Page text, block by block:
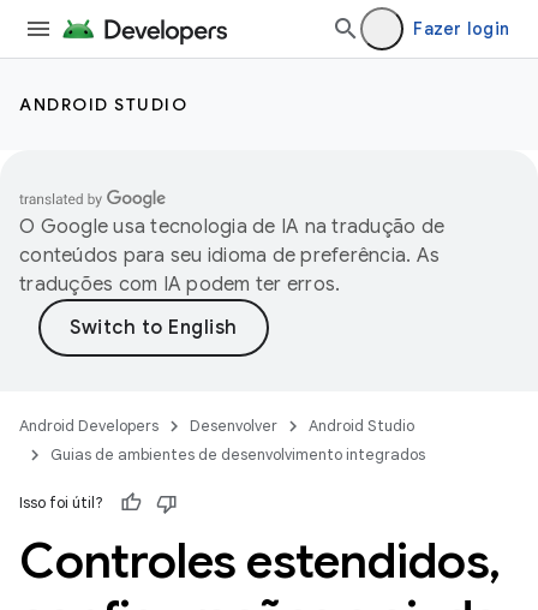
Fazer login
ANDROID STUDIO
O Google usa tecnologia de IA na tradução de
conteúdos para seu idioma de preferência. As
traduções com IA podem ter erros.
Android Developers Desenvolver
Android Studio
Guias de ambientes de desenvolvimento integrados
Isso foi útil?
Controles estendidos,